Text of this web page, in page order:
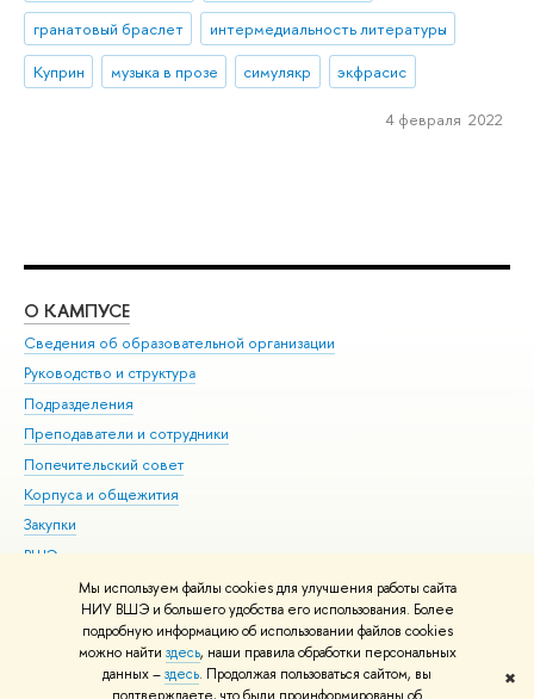
Мы используем файлы cookies для улучшения работы сайта
НИУ ВШЭ и большего удобства его использования. Более
подробную информацию об использовании файлов cookies
можно найти здесь, наши правила обработки персональных
данных –здесь. Продолжая пользоваться сайтом, вы
✖
гранатовый браслет
интермедиальность литературы
Куприн
музыка в прозе симулякр экфрасис
4 февраля 2022
О КАМПУСЕ
Сведения об образовательной организации
Руководство и структура
Подразделения
Преподаватели и сотрудники
Попечительский совет
Корпуса и общежития
Закупки
ВШЭ для студентов с ограниченными возможностями
здоровья и инвалидностью
Версия для слабовидящих
Единая платежная страница